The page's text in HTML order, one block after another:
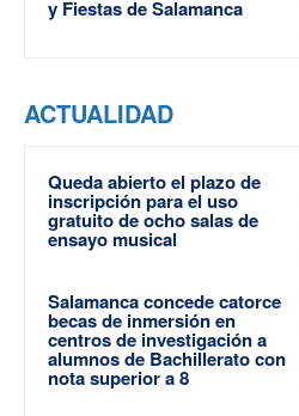
y Fiestas de Salamanca
ACTUALIDAD
Queda abierto el plazo de
inscripción para el uso
gratuito de ocho salas de
ensayo musical
Salamanca concede catorce
becas de inmersión en
centros de investigación a
alumnos de Bachillerato con
nota superior a 8